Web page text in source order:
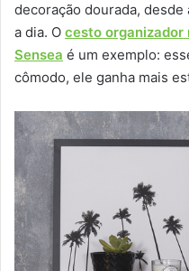
decoração dourada,
a dia. O cesto organizador
Sensea é um exemplo:
cômodo, ele ganha mais